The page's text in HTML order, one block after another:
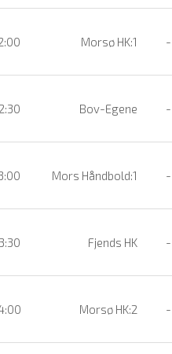
Morsø HK:1 -
Bov-Egene -
Mors Håndbold:1 -
Fjends HK -
Morsø HK:2 -